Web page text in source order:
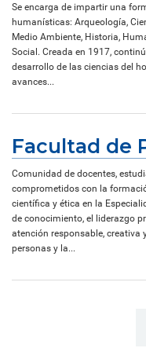
Se encarga de impartir una
humanísticas: Arqueología,
Medio Ambiente, Historia,
Social. Creada en 1917,
desarrollo de las ciencias del
avances...
Facultad de
Comunidad de docentes,
comprometidos con la
científica y ética en la
de conocimiento, el liderazgo
atención responsable, creativa
personas y la...